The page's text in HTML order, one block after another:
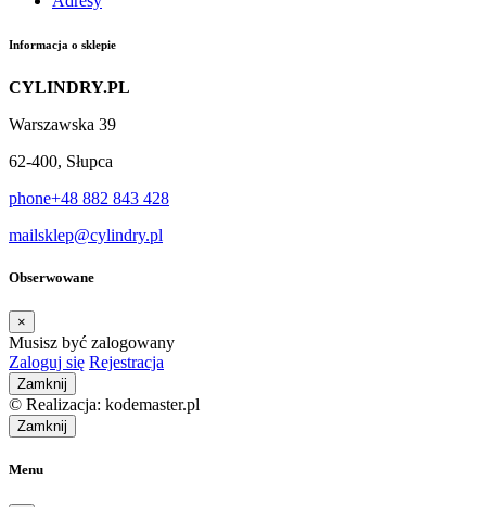
Informacja o sklepie
CYLINDRY.PL
Warszawska 39
62-400, Słupca
phone+48 882 843 428
mailsklep@cylindry.pl
Obserwowane
×
Musisz być zalogowany
Zaloguj się Rejestracja
Zamknij
© Realizacja: kodemaster.pl
Zamknij
Menu